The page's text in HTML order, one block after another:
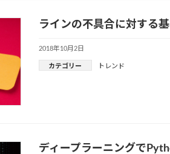
ラインの不具合に対する
2018年10月2日
カテゴリー トレンド
ディープラーニングで